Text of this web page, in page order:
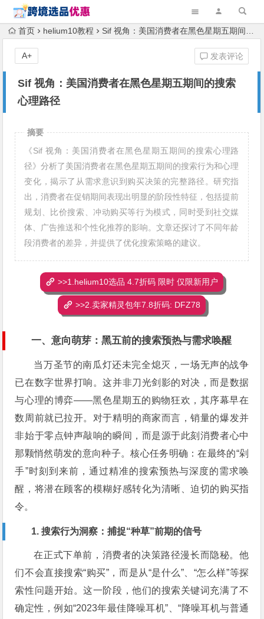
首页 helium10教程 Sif 视角：美国消费者在黑色星期五期间的搜索心理路径
Sif 视角：美国消费者在黑色星期五期间的搜索
心理路径
发表评论
A+
摘要
《Sif 视角：美国消费者在黑色星期五期间的搜索心理路
径》分析了美国消费者在黑色星期五期间的搜索行为和心理
变化，揭示了从需求意识到购买决策的完整路径。研究指
出，消费者在促销期间表现出明显的阶段性特征，包括提前
规划、比价搜索、冲动购买等行为模式，同时受到社交媒
体、广告推送和个性化推荐的影响。文章还探讨了不同年龄
段消费者的差异，并提供了优化搜索策略的建议。
>>1.helium10选品 4.7折码 限时 仅限新用户
>>2.卖家精灵包年7.8折码: DFZ78
一、意向萌芽：黑五前的搜索预热与需求唤醒
当万圣节的南瓜灯还未完全熄灭，一场无声的战争
已在数字世界打响。这并非刀光剑影的对决，而是数据
与心理的博弈——黑色星期五的购物狂欢，其序幕早在
数周前就已拉开。对于精明的商家而言，销量的爆发并
非始于零点钟声敲响的瞬间，而是源于此刻消费者心中
那颗悄然萌发的意向种子。核心任务明确：在最终的“剁
手”时刻到来前，通过精准的搜索预热与深度的需求唤
醒，将潜在顾客的模糊好感转化为清晰、迫切的购买指
令。
1. 搜索行为洞察：捕捉“种草”前期的信号
在正式下单前，消费者的决策路径漫长而隐秘。他
们不会直接搜索“购买”，而是从“是什么”、“怎么样”等探
索性问题开始。这一阶段，他们的搜索关键词充满了不
确定性，例如“2023年最佳降噪耳机”、“降噪耳机与普通